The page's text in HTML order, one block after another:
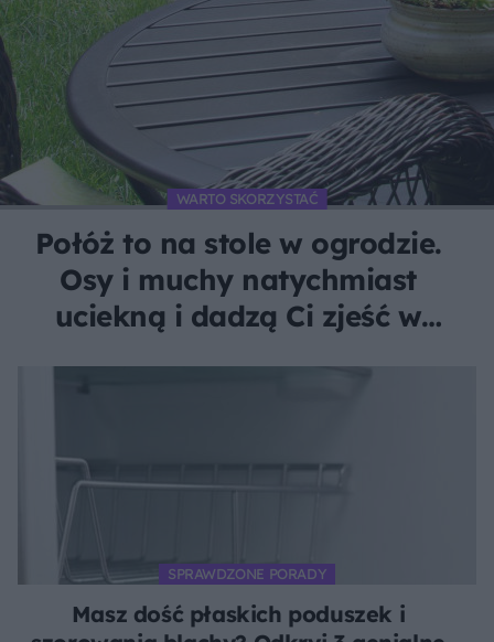
WARTO SKORZYSTAĆ
Połóż to na stole w ogrodzie.
Osy i muchy natychmiast
uciekną i dadzą Ci zjeść w
SPRAWDZONE PORADY
Masz dość płaskich poduszek i